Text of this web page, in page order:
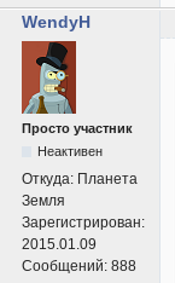
WendyH
Просто участник
Неактивен
Откуда: Планета
Земля
Зарегистрирован:
2015.01.09
Сообщений: 888